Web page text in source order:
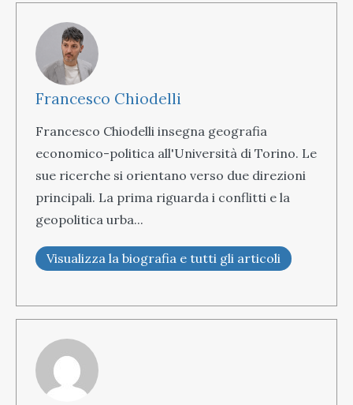
Francesco Chiodelli
Francesco Chiodelli insegna geografia
economico-politica all'Università di Torino. Le
sue ricerche si orientano verso due direzioni
principali. La prima riguarda i conflitti e la
geopolitica urba...
Visualizza la biografia e tutti gli articoli